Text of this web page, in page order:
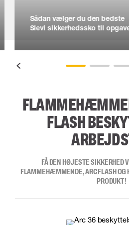
Sådan vælger du den bedste
Sievi sikkerhedssko til
FLASH
FÅ DEN HØJESTE SIKKERHED
FLAMMEHÆMMENDE, ARC FLASH OG
PRODUKT!